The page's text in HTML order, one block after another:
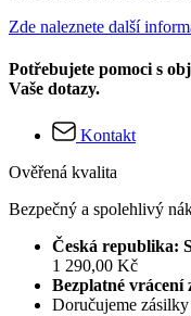
Zde naleznete další
Potřebujete pomoci s
Vaše dotazy.
Kontakt
Ověřená kvalita
Bezpečný a spolehlivý
Česká republika:
1 290,00 Kč
Bezplatné vrácení
Doručujeme